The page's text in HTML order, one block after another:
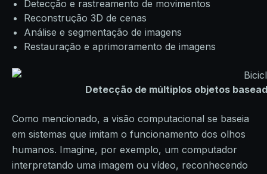
Detecção e rastreamento de movimentos
Reconstrução 3D de cenas
Análise e segmentação de imagens
Restauração e aprimoramento de imagens
Detecção de múltiplos objetos
Como mencionado, a visão computacional se baseia
em sistemas que imitam o funcionamento dos olhos
humanos. Imagine, por exemplo, um computador
interpretando uma imagem ou vídeo, reconhecendo